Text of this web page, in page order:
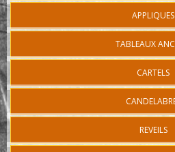
APPLIQUES
TABLEAUX
CARTELS
REVEILS